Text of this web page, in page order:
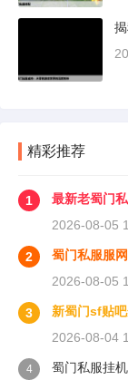
精彩推荐
1
最新老蜀门
2026-08-05
2
蜀门私服服
2026-08-05
3
新蜀门sf贴
2026-08-04
4
蜀门私服挂